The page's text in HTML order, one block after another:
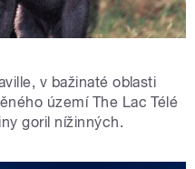
v bažinaté oblasti
území The Lac Télé
goril nížinných.